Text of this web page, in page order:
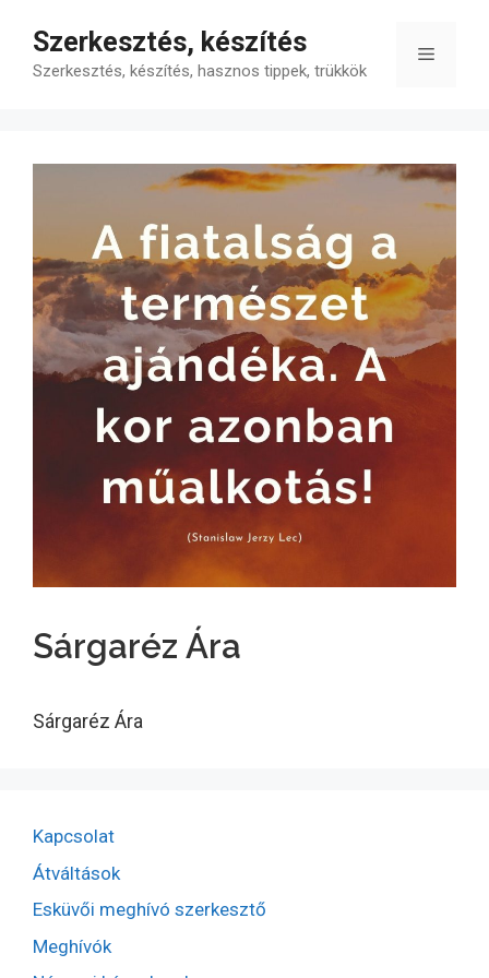
tartalomba
Szerkesztés, készítés
Szerkesztés, készítés, hasznos tippek, trükkök
Menü
Sárgaréz Ára
Sárgaréz Ára
Kapcsolat
Átváltások
Esküvői meghívó szerkesztő
Meghívók